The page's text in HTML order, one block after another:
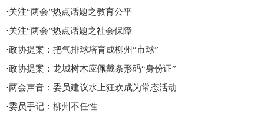
·关注“两会”热点话题之教育公平
·关注“两会”热点话题之社会保障
·政协提案：把气排球培育成柳州“市球”
·政协提案：龙城树木应佩戴条形码“身份证”
·两会声音：委员建议水上狂欢成为常态活动
·委员手记：柳州不任性